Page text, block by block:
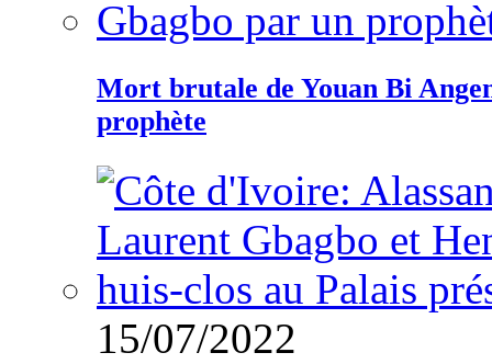
Mort brutale de Youan Bi
prophète
15/07/2022